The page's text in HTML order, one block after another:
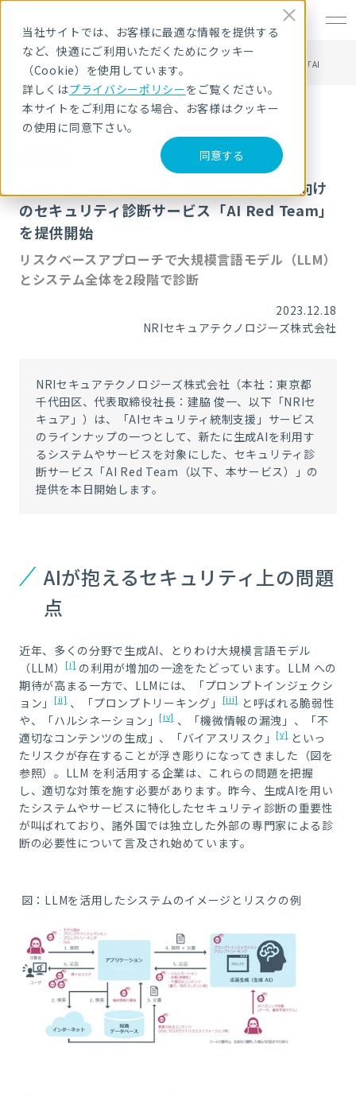
当社サイトでは、お客様に最適な情報を提供する
など、快適にご利用いただくためにクッキー
（Cookie）を使用しています。
詳しくはプライバシーポリシーをご覧ください。
本サイトをご利用になる場合、お客様はクッキー
の使用に同意下さい。
同意する
HOME
ニュース・トピックス
NRIセキュア、生成AIを活用したシステム向けのセキュリティ診断サービス「AI
Red Team」を提供開始
NRIセキュア、生成AIを活用したシステム向け
のセキュリティ診断サービス「AI Red Team」
を提供開始
リスクベースアプローチで大規模言語モデル（LLM）
とシステム全体を2段階で診断
2023.12.18
NRIセキュアテクノロジーズ株式会社
NRIセキュアテクノロジーズ株式会社（本社：東京都
千代田区、代表取締役社長：建脇 俊一、以下「NRIセ
キュア」）は、「AIセキュリティ統制支援」サービス
のラインナップの一つとして、新たに生成AIを利用す
るシステムやサービスを対象にした、セキュリティ診
断サービス「AI Red Team（以下、本サービス）」の
提供を本日開始します。
AIが抱えるセキュリティ上の問題
点
近年、多くの分野で生成AI、とりわけ大規模言語モデル
（LLM） [i]の利用が増加の一途をたどっています。 LLM への
期待が高まる一方で、 LLM には、「プロンプトインジェクシ
ョン」
[ii]、「プロンプトリーキング」[iii]と呼ばれる脆弱性
や、「ハルシネーション」
[iv] 、「機微情報の漏洩」、「不
適切なコンテンツの生成」、「バイアスリスク」
[v]といっ
たリスクが存在することが浮き彫りになってきました（図を
参照）。 LLM を利活用する企業は、これらの問題を把握
し、適切な対策を施す必要があります。昨今、生成AIを用い
たシステムやサービスに特化したセキュリティ診断の重要性
が叫ばれており、諸外国では独立した外部の専門家による診
断の必要性について言及され始めています。
図：LLMを活用したシステムのイメージとリスクの例